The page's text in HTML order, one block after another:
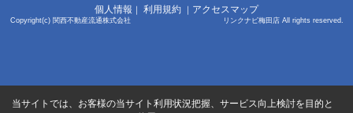
個人情報 利用規約 アクセスマップ
Copyright(c) 関西不動産流通株式会社 リンクナビ梅田店 All rights reserved.
当サイトでは、お客様の当サイト利用状況把握、サービス向上検討を目的と